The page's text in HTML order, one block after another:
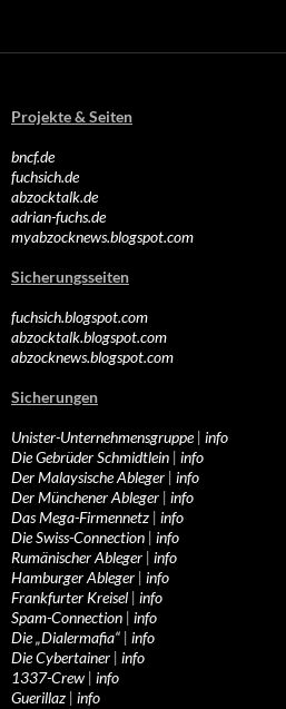
Projekte & Seiten
bncf.de
fuchsich.de
abzocktalk.de
adrian-fuchs.de
myabzocknews.blogspot.com
Sicherungsseiten
fuchsich.blogspot.com
abzocktalk.blogspot.com
abzocknews.blogspot.com
Sicherungen
Unister-Unternehmensgruppe| info
Die Gebrüder Schmidtlein | info
Der Malaysische Ableger | info
Der Münchener Ableger | info
Das Mega-Firmennetz | info
Die Swiss-Connection | info
Rumänischer Ableger | info
Hamburger Ableger | info
Frankfurter Kreisel | info
Spam-Connection | info
Die „Dialermafia“ | info
Die Cybertainer | info
1337-Crew | info
Guerillaz | info